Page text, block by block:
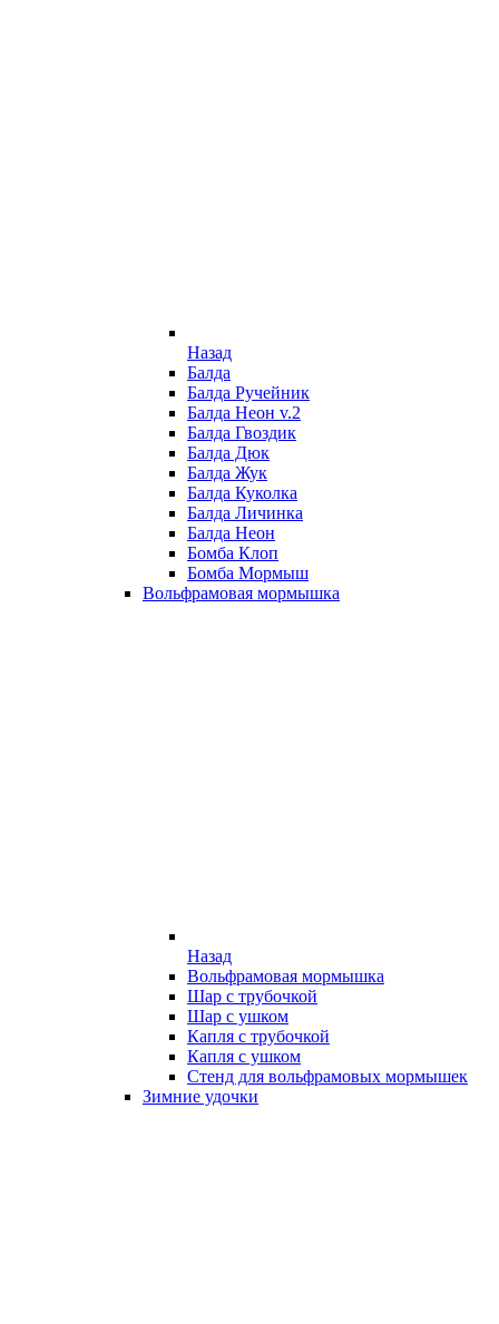
Назад
Балда
Балда Ручейник
Балда Неон v.2
Балда Гвоздик
Балда Дюк
Балда Жук
Балда Куколка
Балда Личинка
Балда Неон
Бомба Клоп
Бомба Мормыш
Вольфрамовая мормышка
Назад
Вольфрамовая мормышка
Шар с трубочкой
Шар с ушком
Капля с трубочкой
Капля с ушком
Стенд для вольфрамовых мормышек
Зимние удочки